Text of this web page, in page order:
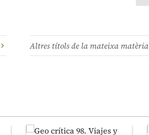
Altres títols de la mateixa matèria